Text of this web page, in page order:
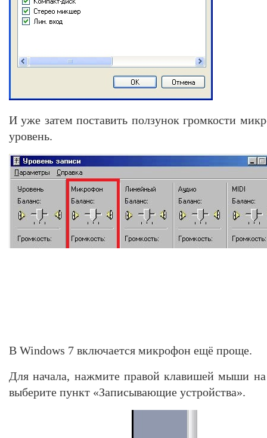
И уже затем поставить ползунок громкости
уровень.
В Windows 7 включается микрофон ещё проще.
Для начала, нажмите правой клавишей мыши на
выберите пункт «Записывающие устройства».